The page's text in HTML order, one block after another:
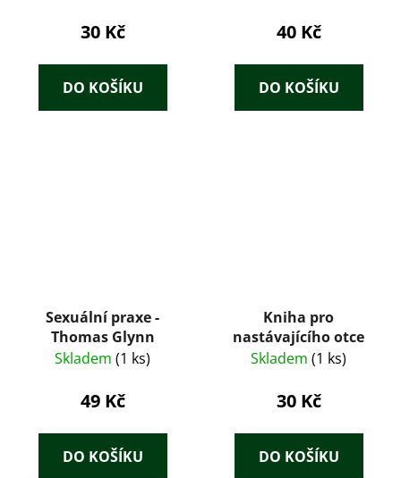
30 Kč
DO KOŠÍKU
40 Kč
DO KOŠÍKU
Sexuální praxe -
Thomas Glynn
Skladem (1 ks)
49 Kč
DO KOŠÍKU
Kniha pro
nastávajícího otce
Skladem (1 ks)
30 Kč
DO KOŠÍKU